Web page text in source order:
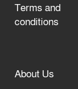
Terms and
conditions
About Us